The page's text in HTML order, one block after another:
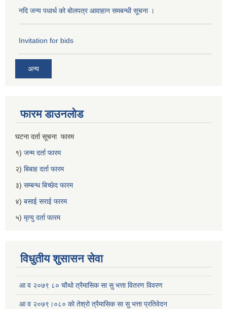
नदि जन्य पधार्थ को बोलपत्र आवाहान समबन्धी सूचना ।
Invitation for bids
अन्य
फारम डाउनलोड
घटना दर्ता सूचना फारम
१) जन्म दर्ता फारम
२) बिबाह दर्ता फारम
३) सम्बन्ध बिच्छेद फारम
४) बसाई सराई फारम
५) मृत्यु दर्ता फारम
विधुतीय शुसासन सेवा
आ व २०७९ ८० चौथो त्रैमासिक सा सु भत्ता वितरण विवरण
आ व २०७९।०८० को तेश्रो त्रैमासिक सा सु भत्ता प्रतिवेदन